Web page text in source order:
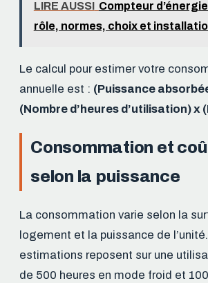
LIRE AUSSI Compteur
rôle, normes, choix et
Le calcul pour estimer votre
annuelle est : (Puissance
(Nombre d’heures d’utilisation) x
Consommation et
selon la puissance
La consommation varie selon la
logement et la puissance de
estimations reposent sur une
de 500 heures en mode froid et